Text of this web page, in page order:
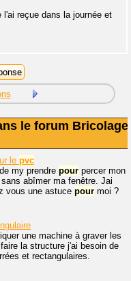
reçue dans la journée et
le forum Bricolage
le pvc
my prendre pour percer mon
abîmer ma fenêtre. Jai
vous une astuce pour moi ?
une machine à graver les
faire la structure j'ai besoin de
et rectangulaires.